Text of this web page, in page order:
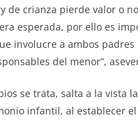
de crianza pierde valor o
esperada, por ello es
involucre a ambos padres
del menor”,
se trata, salta a la vista
infantil, al establecer